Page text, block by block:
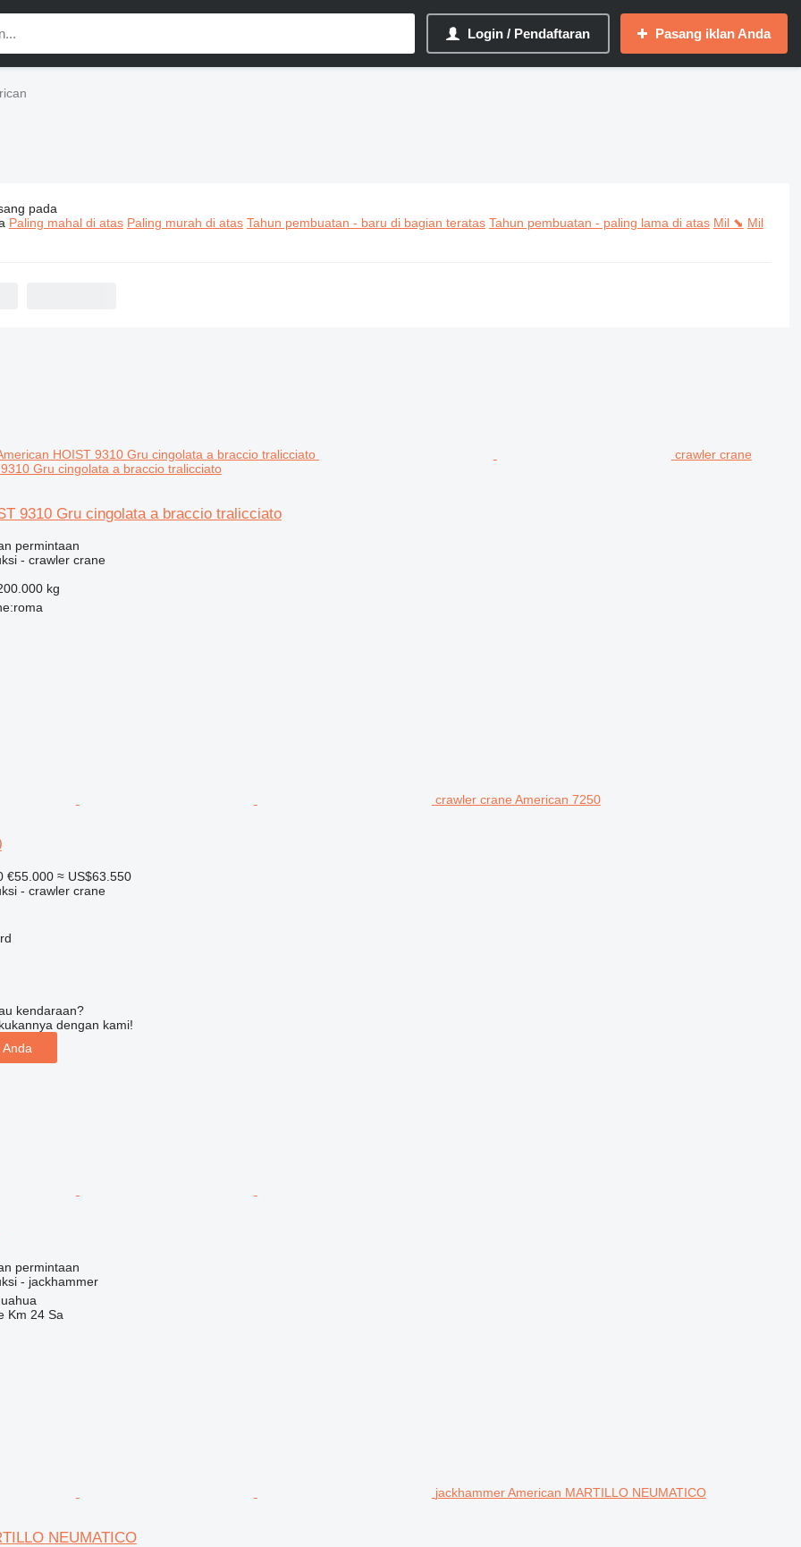
Login / Pendaftaran Pasang iklan Anda
konstruksi American
pada
Paling mahal di atas Paling murah di atas Tahun pembuatan - baru di bagian teratas Tahun pembuatan - paling lama di atas Mil ⬊ Mil
crawler crane
Gru cingolata a braccio tralicciato
9310 Gru cingolata a braccio tralicciato
permintaan
- crawler crane
kg
crawler crane American 7250
€55.000 ≈ US$63.550
- crawler crane
kendaraan?
dengan kami!
permintaan
- jackhammer
Km 24 Sa
jackhammer American MARTILLO NEUMATICO
NEUMATICO